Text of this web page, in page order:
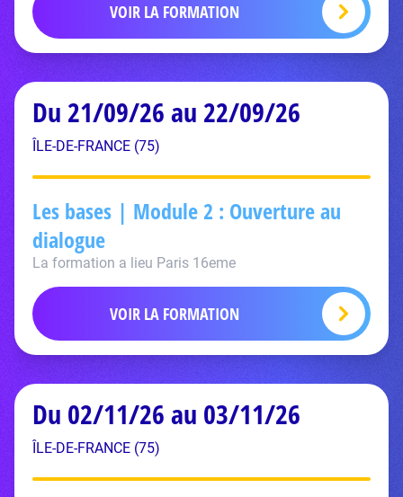
VOIR LA FORMATION
Du 21/09/26 au 22/09/26
ÎLE-DE-FRANCE (75)
Les bases | Module 2 : Ouverture au
dialogue
La formation a lieu Paris 16eme
VOIR LA FORMATION
Du 02/11/26 au 03/11/26
ÎLE-DE-FRANCE (75)